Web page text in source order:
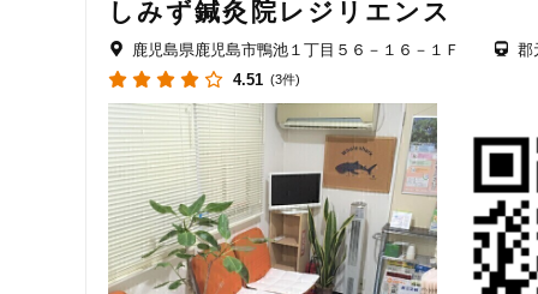
しみず鍼灸院レジリエンス
鹿児島県鹿児島市鴨池１丁目５６－１６－１Ｆ
郡
4.51 (3件)